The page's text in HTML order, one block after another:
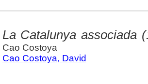
La Catalunya associada
Cao Costoya
Cao Costoya, David